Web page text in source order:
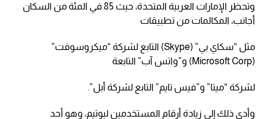
وتحظر الإمارات العربية المتحدة، حيث 85 في المئة من السكان
أجانب، المكالمات من تطبيقات
مثل “سكاي بي” (Skype) التابع لشركة “ميكروسوفت”
(Microsoft Corp) و”واتس آب” التابعة
لشركة “ميتا” و”فيس تايم” التابع لشركة أبل”.
وأدى ذلك إلى زيادة أرقام المستخدمين لبوتيم، وهو أحد